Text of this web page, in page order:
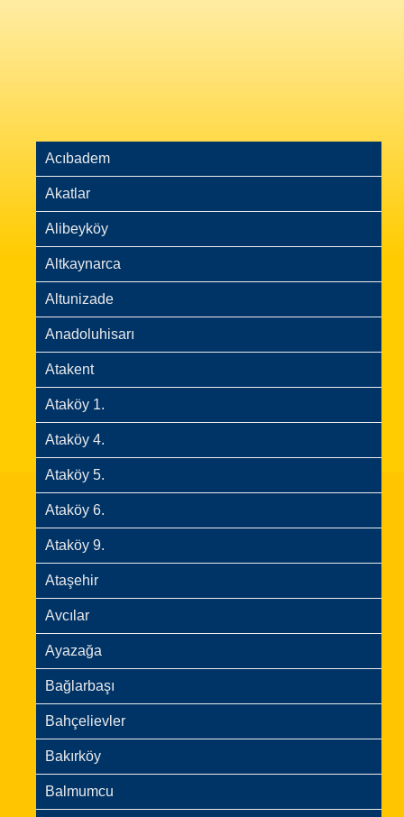
Acıbadem
Akatlar
Alibeyköy
Altkaynarca
Altunizade
Anadoluhisarı
Atakent
Ataköy 1.
Ataköy 4.
Ataköy 5.
Ataköy 6.
Ataköy 9.
Ataşehir
Avcılar
Ayazağa
Bağlarbaşı
Bahçelievler
Bakırköy
Balmumcu